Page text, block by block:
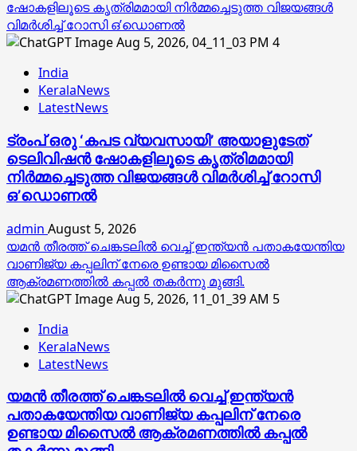
ഷോകളിലൂടെ കൃത്രിമമായി നിര്‍മ്മച്ചെടുത്ത വിജയങ്ങള്‍
വിമര്‍ശിച്ച് റോസി ഒ’ഡൊണല്‍
4
India
KeralaNews
LatestNews
ട്രംപ് ഒരു ‘കപട വ്യവസായി’ അയാളുടേത്
ടെലിവിഷന്‍ ഷോകളിലൂടെ കൃത്രിമമായി
നിര്‍മ്മച്ചെടുത്ത വിജയങ്ങള്‍ വിമര്‍ശിച്ച് റോസി
ഒ’ഡൊണല്‍
admin August 5, 2026
യമൻ തീരത്ത് ചെങ്കടലിൽ വെച്ച് ഇന്ത്യൻ പതാകയേന്തിയ
വാണിജ്യ കപ്പലിന് നേരെ ഉണ്ടായ മിസൈൽ
ആക്രമണത്തിൽ കപ്പൽ തകർന്നു മുങ്ങി.
5
India
KeralaNews
LatestNews
യമൻ തീരത്ത് ചെങ്കടലിൽ വെച്ച് ഇന്ത്യൻ
പതാകയേന്തിയ വാണിജ്യ കപ്പലിന് നേരെ
ഉണ്ടായ മിസൈൽ ആക്രമണത്തിൽ കപ്പൽ